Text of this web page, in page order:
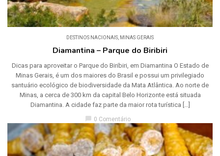
DESTINOS NACIONAIS MINAS GERAIS
Diamantina – Parque do Biribiri
Dicas para aproveitar o Parque do Biribiri, em Diamantina O Estado de
Minas Gerais, é um dos maiores do Brasil e possui um privilegiado
santuário ecológico de biodiversidade da Mata Atlântica. Ao norte de
Minas, a cerca de 300 km da capital Belo Horizonte está situada
Diamantina. A cidade faz parte da maior rota turística […]
chat_bubble 0 Comentário